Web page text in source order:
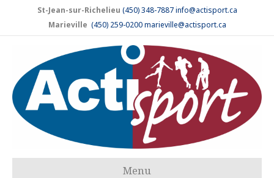
St-Jean-sur-Richelieu (450) 348-7887info@actisport.ca
Marieville (450) 259-0200marieville@actisport.ca
Menu